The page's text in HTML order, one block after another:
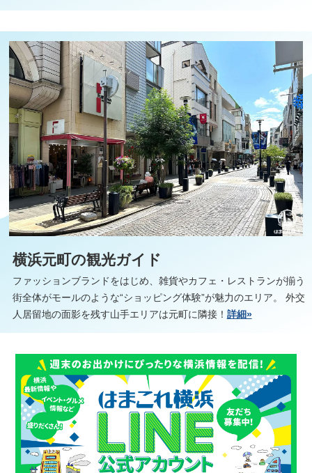
横浜元町の観光ガイド
ファッションブランドをはじめ、雑貨やカフェ・レストランが揃う
街全体がモールのような“ショッピング体験”が魅力のエリア。 外交
人居留地の面影を残す山手エリアは元町に隣接！ 詳細»